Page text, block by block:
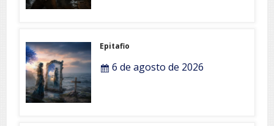
Epitafio
6 de agosto de 2026